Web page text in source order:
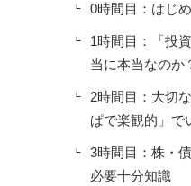
0時間目：はじ
1時間目：「投
当に本当なのか
2時間目：大切
ぱで楽観的」で
3時間目：株・
必要十分知識